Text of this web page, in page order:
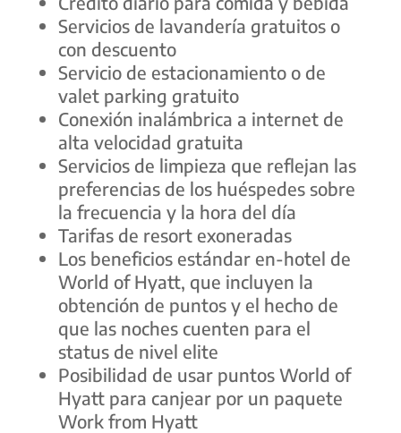
Servicios de lavandería gratuitos o
con descuento
Servicio de estacionamiento o de
valet parking gratuito
Conexión inalámbrica a internet de
alta velocidad gratuita
Servicios de limpieza que reflejan las
preferencias de los huéspedes sobre
la frecuencia y la hora del día
Tarifas de resort exoneradas
Los beneficios estándar en-hotel de
World of Hyatt, que incluyen la
obtención de puntos y el hecho de
que las noches cuenten para el
status de nivel elite
Posibilidad de usar puntos World of
Hyatt para canjear por un paquete
Work from Hyatt